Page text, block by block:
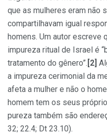
que as mulheres eram não
compartilhavam igual
homens. Um autor escreve
impureza ritual de Israel é
tratamento do gênero”. [2]
a impureza cerimonial da
afeta a mulher e não o
homem tem os seus
pureza também são
32; 22.4; Dt 23.10).